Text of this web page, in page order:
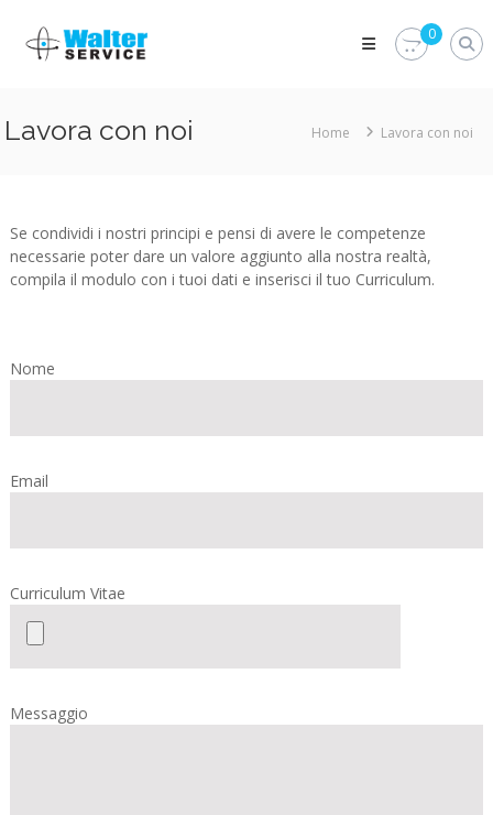
content
Walter
Service
parti
Vieni
alla
Walter
Service
0
Lavora con noi Home Lavora con noi
Se condividi i nostri principi e pensi di avere le competenze
necessarie poter dare un valore aggiunto alla nostra realtà,
compila il modulo con i tuoi dati e inserisci il tuo Curriculum.
Nome
Email
Curriculum Vitae
Messaggio